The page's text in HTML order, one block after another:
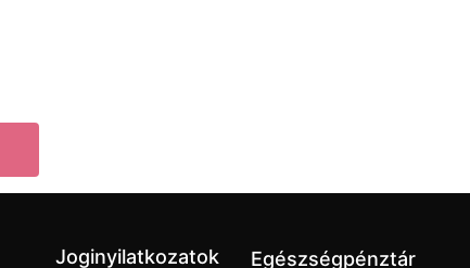
Joginyilatkozatok
Egészségpénztár